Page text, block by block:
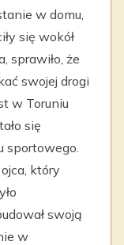
w domu,
się wokół
sprawiło, że
swojej drogi
w Toruniu
się
sportowego.
który
swoją
w